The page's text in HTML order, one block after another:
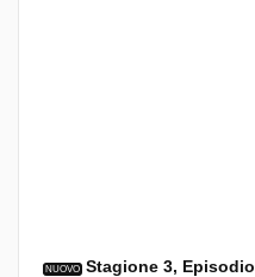
NUOVO Stagione 3,